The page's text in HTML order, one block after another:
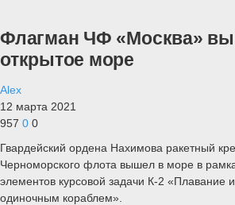
Флагман ЧФ «Москва»
открытое море
Alex
12 марта 2021
957 0 0
Гвардейский ордена Нахимова ракетный
Черноморского флота вышел в море в
элементов курсовой задачи К-2 «Плавание
одиночным кораблем».